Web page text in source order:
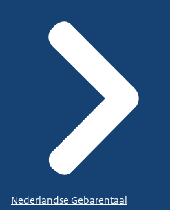
Nederlandse Gebarentaal